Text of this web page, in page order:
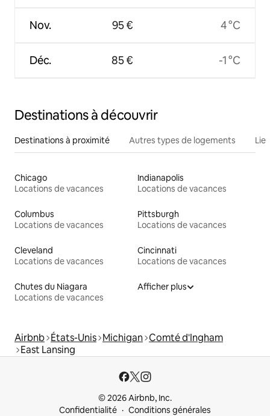
Nov.
Déc.
95 €
85 €
4 °C
-1 °C
Destinations à découvrir
Destinations à proximité Autres types de logements
Chicago
Locations de vacances
Indianapolis
Locations de vacances
Columbus
Locations de vacances
Pittsburgh
Locations de vacances
Cleveland
Locations de vacances
Cincinnati
Locations de vacances
Chutes du Niagara
Locations de vacances
Afficher plus
Airbnb États-Unis Michigan Comté d'Ingham
East Lansing
© 2026 Airbnb, Inc.
Confidentialité
Conditions générales